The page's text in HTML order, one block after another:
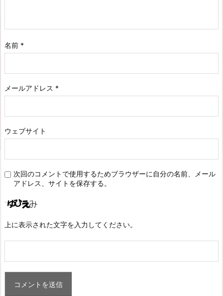
名前 *
メールアドレス *
ウェブサイト
次回のコメントで使用するためブラウザーに自分の名前、メール
アドレス、サイトを保存する。
上に表示された文字を入力してください。